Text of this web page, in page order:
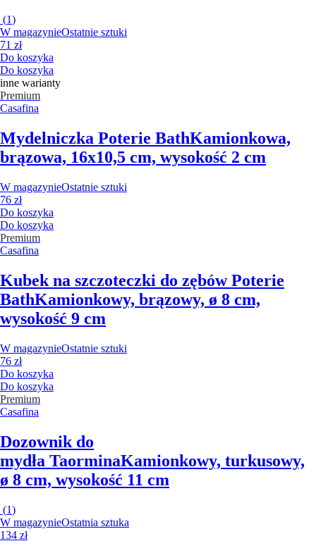
(1)
W magazynieOstatnie sztuki
71 zł
Do koszyka
Do koszyka
inne warianty
Premium
Casafina
Mydelniczka Poterie BathKamionkowa,
brązowa, 16x10,5 cm, wysokość 2 cm
W magazynieOstatnie sztuki
76 zł
Do koszyka
Do koszyka
Premium
Casafina
Kubek na szczoteczki do zębów Poterie
BathKamionkowy, brązowy, ø 8 cm,
wysokość 9 cm
W magazynieOstatnie sztuki
76 zł
Do koszyka
Do koszyka
Premium
Casafina
Dozownik do
mydła TaorminaKamionkowy, turkusowy,
ø 8 cm, wysokość 11 cm
(1)
W magazynieOstatnia sztuka
134 zł